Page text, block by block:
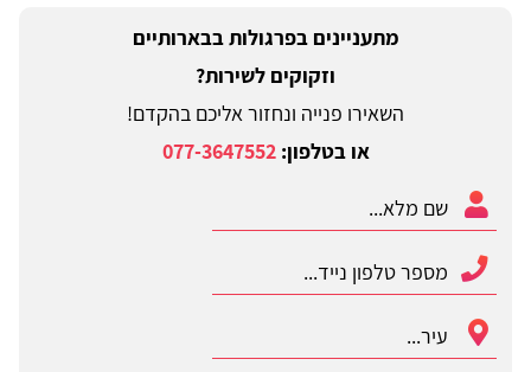
מתעניינים בפרגולות בבארותיים
וזקוקים לשירות?
השאירו פנייה ונחזור אליכם בהקדם!
או בטלפון:077-3647552